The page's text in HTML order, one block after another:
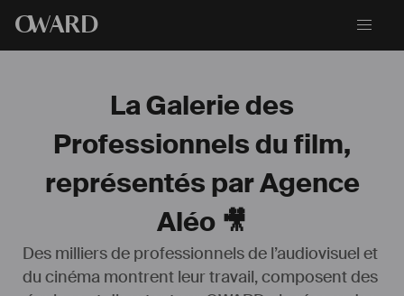
OWARD
La Galerie des
Professionnels du film,
représentés par Agence
Aléo 🎥
Des milliers de professionnels de l’audiovisuel et
du cinéma montrent leur travail, composent des